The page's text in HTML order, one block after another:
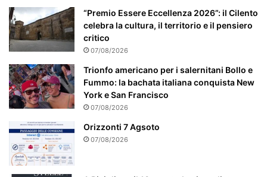
r
m
e
n
e
a
t
t
n
z
o
“Premio Essere Eccellenza 2026”: il Cilento
celebra la cultura, il territorio e il pensiero
critico
07/08/2026
Trionfo americano per i salernitani Bollo e
Fummo: la bachata italiana conquista New
York e San Francisco
07/08/2026
Orizzonti 7 Agsoto
07/08/2026